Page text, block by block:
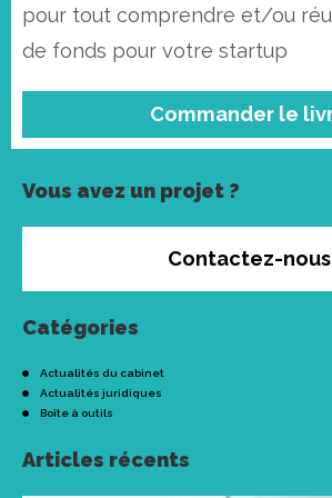
pour tout comprendre et/ou
de fonds pour votre startup
Commander le
Vous avez un projet ?
Contactez-nous
Catégories
Actualités du cabinet
Actualités juridiques
Boîte à outils
Articles récents